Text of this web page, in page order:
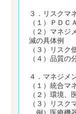
３．リスクマ
（１）ＰＤＣ
（２）マネ
減の具体例
（３）リスク
（４）品質の
４．マネジメ
（１）統合
（２）環境、
（３）リスク